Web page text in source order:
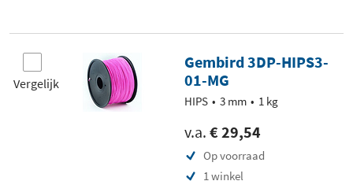
Vergelijk
Gembird 3DP-HIPS3-
01-MG
HIPS 3 mm 1 kg
v.a. € 29,54
Op voorraad
1 winkel